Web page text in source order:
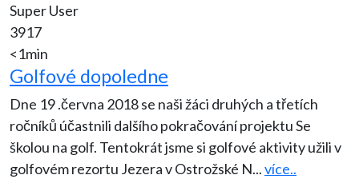
Super User
3917
<1min
Golfové dopoledne
Dne 19 .června 2018 se naši žáci druhých a třetích
ročníků účastnili dalšího pokračování projektu Se
školou na golf. Tentokrát jsme si golfové aktivity užili v
golfovém rezortu Jezera v Ostrožské N...více..